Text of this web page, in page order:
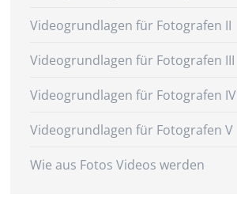
Videogrundlagen für Fotografen II
Videogrundlagen für Fotografen III
Videogrundlagen für Fotografen IV
Videogrundlagen für Fotografen V
Wie aus Fotos Videos werden